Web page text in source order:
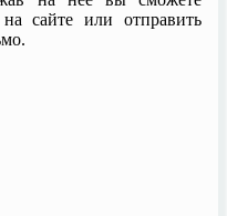
сайте или отправить